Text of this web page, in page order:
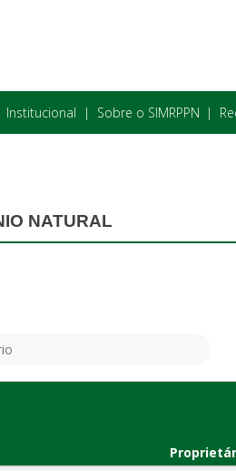
Institucional Sobre o SIMRPPN
NATURAL